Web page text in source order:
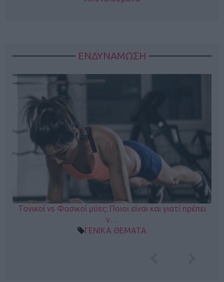
ΕΝΔΥΝΑΜΩΣΗ
Τονικοί vs Φασικοί μύες: Ποιοι είναι και γιατί πρέπει
ν…
ΓΕΝΙΚΑ ΘΕΜΑΤΑ